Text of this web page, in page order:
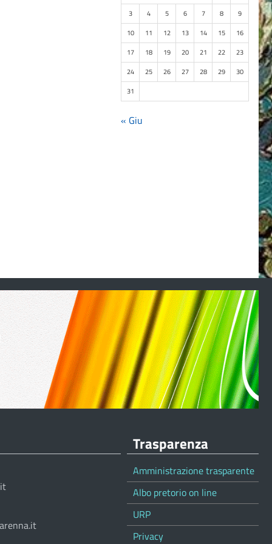
3
4 5 6 7 8
9
10
11 12 13 14 15
16
17
18 19 20 21 22
23
24
25 26 27 28 29
30
31
« Giu
Trasparenza
Amministrazione trasparente
Albo pretorio on line
URP
Privacy